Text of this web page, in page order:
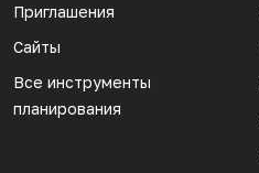
Приглашения
Сайты
Все инструменты
планирования